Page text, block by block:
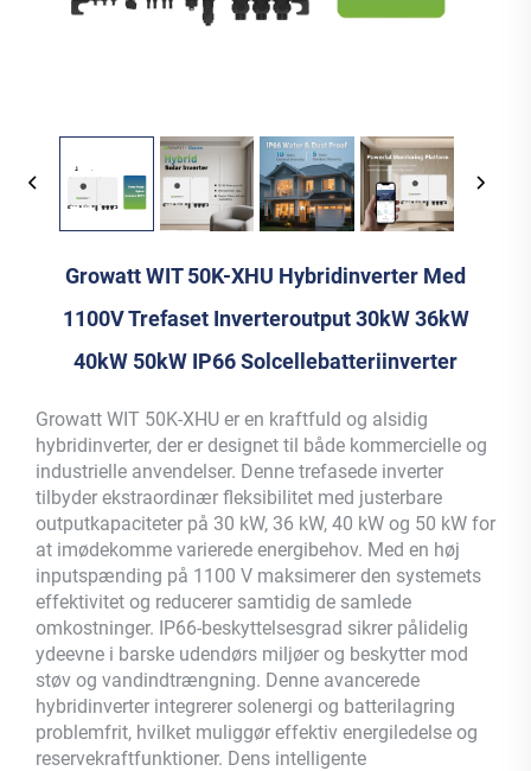
Growatt WIT 50K-XHU Hybridinverter Med
1100V Trefaset Inverteroutput 30kW 36kW
40kW 50kW IP66 Solcellebatteriinverter
Growatt WIT 50K-XHU er en kraftfuld og alsidig
hybridinverter, der er designet til både kommercielle og
industrielle anvendelser. Denne trefasede inverter
tilbyder ekstraordinær fleksibilitet med justerbare
outputkapaciteter på 30 kW, 36 kW, 40 kW og 50 kW for
at imødekomme varierede energibehov. Med en høj
inputspænding på 1100 V maksimerer den systemets
effektivitet og reducerer samtidig de samlede
omkostninger. IP66-beskyttelsesgrad sikrer pålidelig
ydeevne i barske udendørs miljøer og beskytter mod
støv og vandindtrængning. Denne avancerede
hybridinverter integrerer solenergi og batterilagring
problemfrit, hvilket muliggør effektiv energiledelse og
reservekraftfunktioner. Dens intelligente